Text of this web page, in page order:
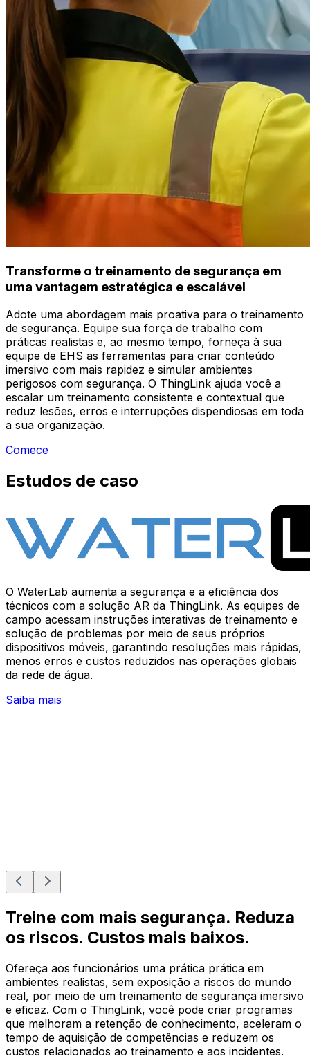
Transforme o treinamento de segurança em
uma vantagem estratégica e escalável
Adote uma abordagem mais proativa para o treinamento
de segurança. Equipe sua força de trabalho com
práticas realistas e, ao mesmo tempo, forneça à sua
equipe de EHS as ferramentas para criar conteúdo
imersivo com mais rapidez e simular ambientes
perigosos com segurança. O ThingLink ajuda você a
escalar um treinamento consistente e contextual que
reduz lesões, erros e interrupções dispendiosas em toda
a sua organização.
Comece
Estudos de caso
O WaterLab aumenta a segurança e a eficiência dos
técnicos com a solução AR da ThingLink. As equipes de
campo acessam instruções interativas de treinamento e
solução de problemas por meio de seus próprios
dispositivos móveis, garantindo resoluções mais rápidas,
menos erros e custos reduzidos nas operações globais
da rede de água.
Saiba mais
Treine com mais segurança. Reduza
os riscos. Custos mais baixos.
Ofereça aos funcionários uma prática prática em
ambientes realistas, sem exposição a riscos do mundo
real, por meio de um treinamento de segurança imersivo
e eficaz. Com o ThingLink, você pode criar programas
que melhoram a retenção de conhecimento, aceleram o
tempo de aquisição de competências e reduzem os
custos relacionados ao treinamento e aos incidentes.